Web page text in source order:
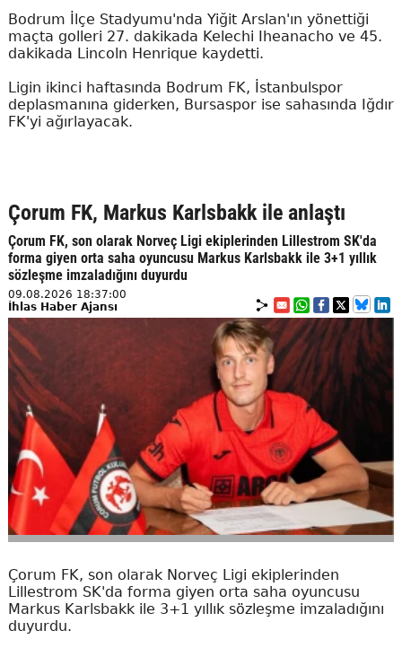
Bodrum İlçe Stadyumu'nda Yiğit Arslan'ın yönettiği
maçta golleri 27. dakikada Kelechi Iheanacho ve 45.
dakikada Lincoln Henrique kaydetti.
Ligin ikinci haftasında Bodrum FK, İstanbulspor
deplasmanına giderken, Bursaspor ise sahasında Iğdır
FK'yi ağırlayacak.
Çorum FK, Markus Karlsbakk ile anlaştı
Çorum FK, son olarak Norveç Ligi ekiplerinden Lillestrom SK'da
forma giyen orta saha oyuncusu Markus Karlsbakk ile 3+1 yıllık
sözleşme imzaladığını duyurdu
09.08.2026 18:37:00
İhlas Haber Ajansı
Çorum FK, son olarak Norveç Ligi ekiplerinden
Lillestrom SK'da forma giyen orta saha oyuncusu
Markus Karlsbakk ile 3+1 yıllık sözleşme imzaladığını
duyurdu.